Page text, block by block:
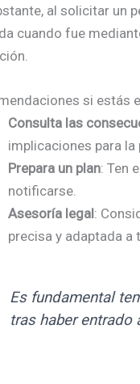
al solicitar un
cuando fue
si estás
Consulta las
implicaciones para
Prepara un plan: Ten
notificarse.
Asesoría legal:
precisa y adaptada a
Es fundamental
tras haber entrado